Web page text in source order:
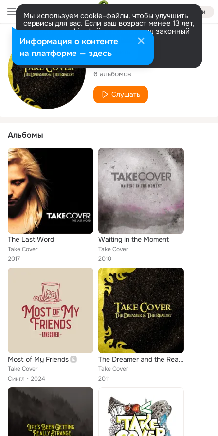
Войти
Мы используем cookie-файлы, чтобы улучшить
сервисы для вас. Если ваш возраст менее 13 лет,
настроить cookie-файлы должен ваш законный
представитель. Больше информации
Разрешить все Настроить
Исполнитель
Take Cover
6 альбомов
Слушать
Альбомы
The Last Word
Take Cover
2017
Waiting in the Moment
Take Cover
2010
Most of My Friends
Take Cover
Сингл
2024
The Dreamer and the Realist
Take Cover
2011
Информация о контенте
на платформе — здесь